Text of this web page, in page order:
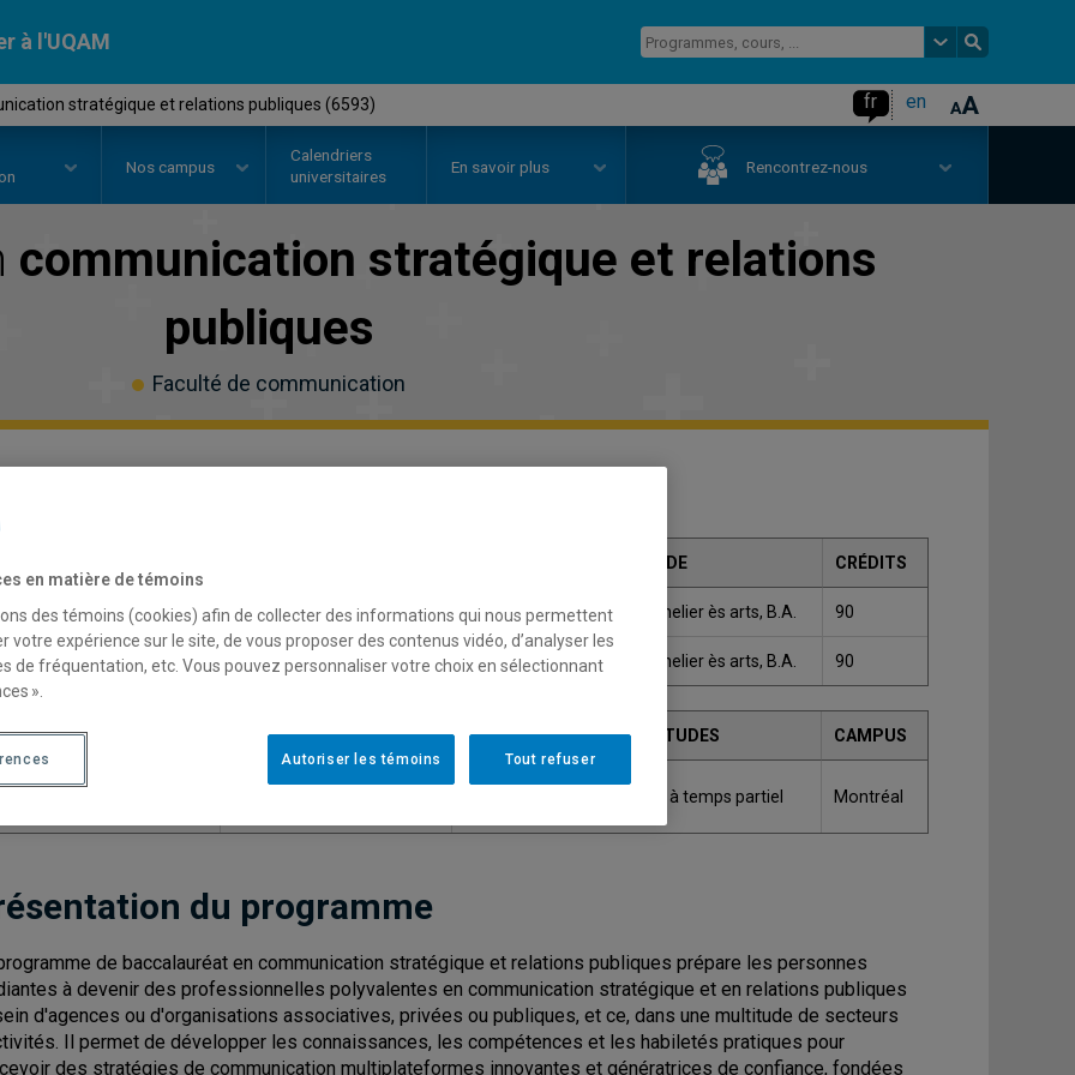
à l'UQAM
stratégique et relations publiques (6593) fr en
Nos campus
Calendriers
universitaires
En savoir plus Rencontrez-nous
communication stratégique et relations
publiques
Faculté de communication
GRADE CRÉDITS
Baccalauréat en communication stratégique et relations publiques Bachelier ès arts, B.A. 90
Cheminement Honor Bachelier ès arts, B.A. 90
D'ADMISSION CONTINGENT RÉGIME ET DURÉE DES ÉTUDES CAMPUS
Offert à temps complet et à temps partiel Montréal
du programme
de baccalauréat en communication stratégique et relations publiques prépare les personnes
à devenir des professionnelles polyvalentes en communication stratégique et en relations publiques
d'agences ou d'organisations associatives, privées ou publiques, et ce, dans une multitude de secteurs
Il permet de développer les connaissances, les compétences et les habiletés pratiques pour
des stratégies de communication multiplateformes innovantes et génératrices de confiance, fondées
en matière de témoins
des témoins (cookies) afin de collecter des informations qui nous permettent
votre expérience sur le site, de vous proposer des contenus vidéo, d’analyser les
de fréquentation, etc. Vous pouvez personnaliser votre choix en sélectionnant
».
Tout refuser
Autoriser les témoins